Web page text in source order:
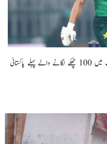
صاحبزادہ فرحان ایک سال میں ٹی ٹوئنٹی کرکٹ میں 100 چھکے لگانے والے پہلے پاکستانی